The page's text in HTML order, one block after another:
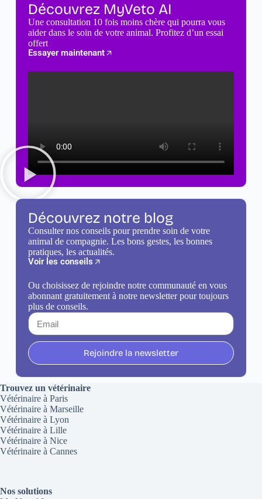
Découvrez MyVeto AI
Une consultation 10 fois moins chère qui pourra vous
aider dans le soin de votre animal. Profitez d’un essai
offert
Essayer maintenant
Découvrez notre blog
Consulter nos conseils pour prendre soin de votre
animal de compagnie. Les bons gestes, les bonnes
pratiques, les actualités.
Voir les conseils
Ou choisissez de rejoindre notre communauté en vous
abonnant gratuitement à notre newsletter pour toujours
plus de conseils.
Rejoindre la newsletter
Trouvez un vétérinaire
Vétérinaire à Paris
Vétérinaire à Marseille
Vétérinaire à Lyon
Vétérinaire à Lille
Vétérinaire à Nice
Vétérinaire à Cannes
Nos solutions